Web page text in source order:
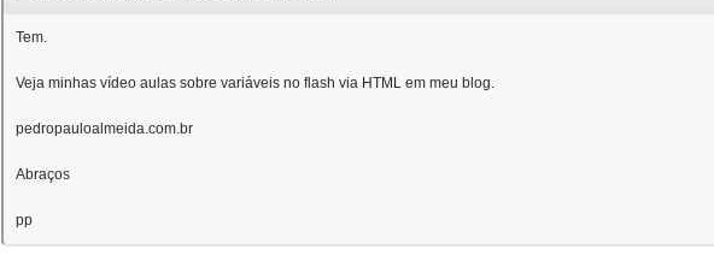
Tem.
Veja minhas vídeo aulas sobre variáveis no flash via HTML em meu blog.
pedropauloalmeida.com.br
Abraços
pp